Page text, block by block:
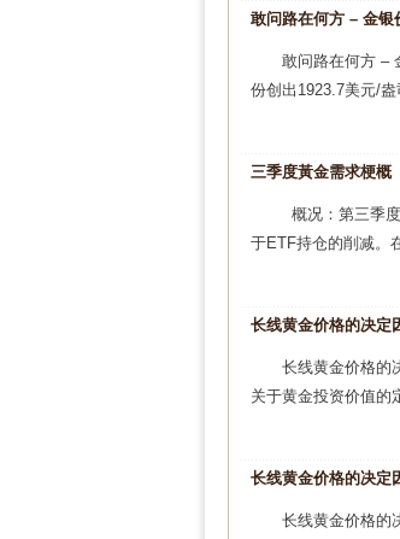
敢问路在何方 – 金银
敢问路在何方 –
份创出1923.7美元/
三季度黃金需求梗概
概况：第三季
于ETF持仓的削减。
长线黄金价格的决定
长线黄金价格的
关于黄金投资价值的
长线黄金价格的决定
长线黄金价格的